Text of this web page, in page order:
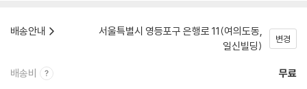
배송안내
서울특별시 영등포구 은행로 11(여의도동,
일신빌딩)
변경
배송비 무료